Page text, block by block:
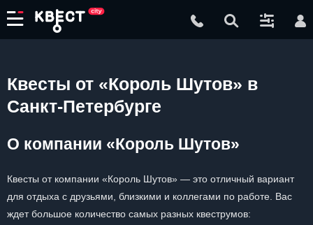
Квесты от «Король Шутов» в
Санкт-Петербурге
О компании «Король Шутов»
Квесты от компании «Король Шутов» — это отличный вариант
для отдыха с друзьями, близкими и коллегами по работе. Вас
ждет большое количество самых разных квеструмов: